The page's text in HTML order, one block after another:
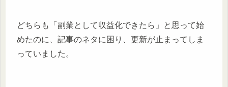
どちらも「副業として収益化できたら」と思って始
めたのに、記事のネタに困り、更新が止まってしま
っていました。